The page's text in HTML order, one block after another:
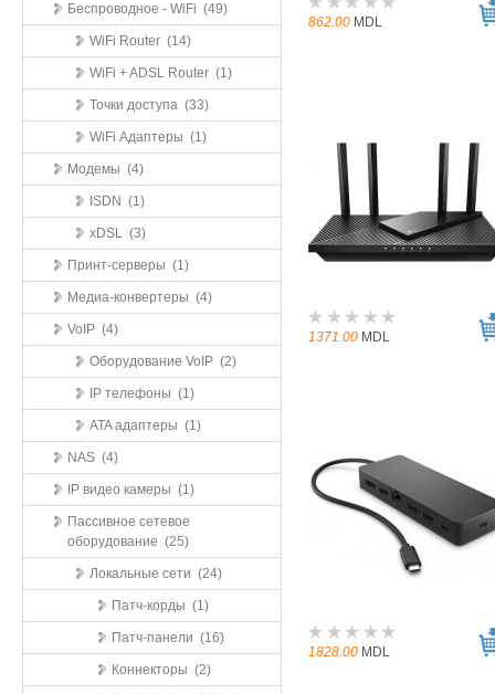
Беспроводное - WiFi (49)
WiFi Router (14)
WiFi + ADSL Router (1)
Точки доступа (33)
WiFi Адаптеры (1)
Модемы (4)
ISDN (1)
xDSL (3)
Принт-серверы (1)
Медиа-конвертеры (4)
VoIP (4)
Оборудование VoIP (2)
IP телефоны (1)
ATA адаптеры (1)
NAS (4)
IP видео камеры (1)
Пассивное сетевое
оборудование (25)
Локальные сети (24)
Патч-корды (1)
Патч-панели (16)
Коннекторы (2)
862.00 MDL
1371.00 MDL
1828.00 MDL